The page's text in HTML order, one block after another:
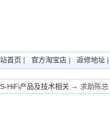
首页 | 官方淘宝店 | 返修地址 |
HiFi产品及技术相关 → 求助陈总